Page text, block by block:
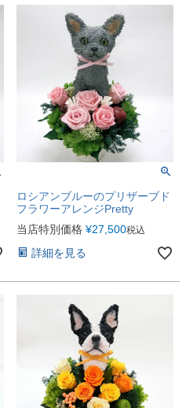
ロシアンブルーのプリザーブド
フラワーアレンジPretty
当店特別価格 ¥27,500税込
詳細を見る